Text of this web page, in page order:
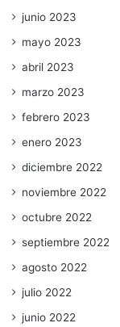
junio 2023
mayo 2023
abril 2023
marzo 2023
febrero 2023
enero 2023
diciembre 2022
noviembre 2022
octubre 2022
septiembre 2022
agosto 2022
julio 2022
junio 2022